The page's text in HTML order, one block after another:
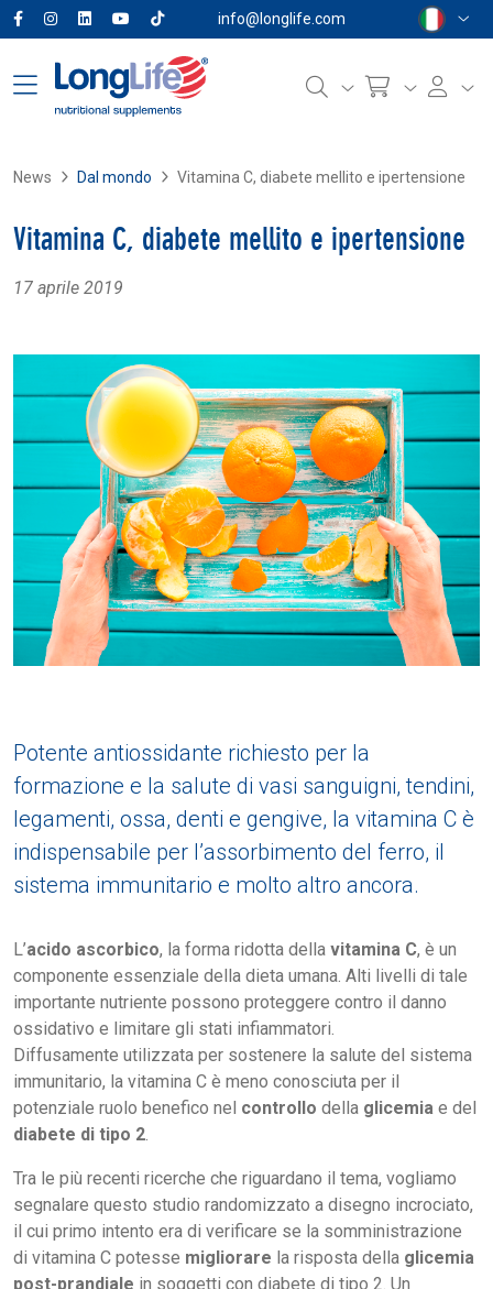
info@longlife.com
News Dal mondo Vitamina C, diabete mellito e ipertensione
Vitamina C, diabete mellito e ipertensione
17 aprile 2019
Potente antiossidante richiesto per la
formazione e la salute di vasi sanguigni, tendini,
legamenti, ossa, denti e gengive, la vitamina C è
indispensabile per l’assorbimento del ferro, il
sistema immunitario e molto altro ancora.
L’acido ascorbico, la forma ridotta della vitamina C, è un
componente essenziale della dieta umana. Alti livelli di tale
importante nutriente possono proteggere contro il danno
ossidativo e limitare gli stati infiammatori.
Diffusamente utilizzata per sostenere la salute del sistema
immunitario, la vitamina C è meno conosciuta per il
potenziale ruolo benefico nel controllo della glicemia e del
diabete di tipo 2
Tra le più recenti ricerche che riguardano il tema, vogliamo
segnalare questo studio randomizzato a disegno incrociato,
il cui primo intento era di verificare se la somministrazione
di vitamina C potesse migliorare la risposta della glicemia
post-prandiale in soggetti con diabete di tipo 2. Un